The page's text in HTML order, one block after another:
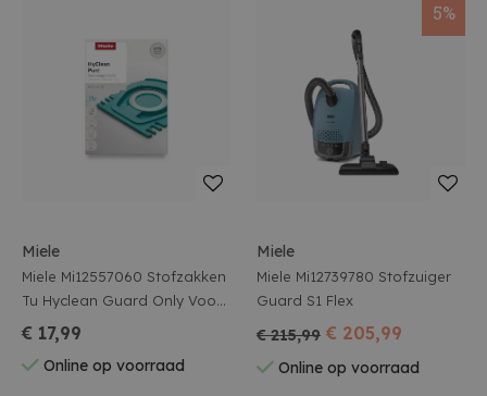
Miele
Miele Mi12557060 Stofzakken
Tu Hyclean Guard Only Voor
Types S1 En L1
€ 17,99
Online op voorraad
5%
Miele
Miele Mi12739780 Stofzuiger
Guard S1 Flex
€ 215,99 € 205,99
Online op voorraad